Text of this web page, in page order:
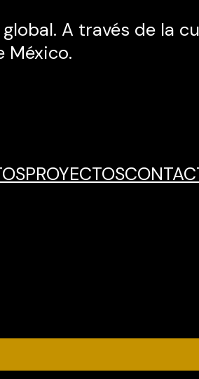
A través de la
México.
PROYECTOS